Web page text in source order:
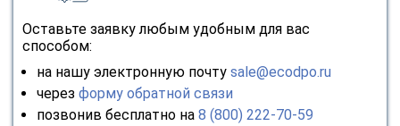
Оставьте заявку любым удобным для вас
способом:
на нашу электронную почту sale@ecodpo.ru
через форму обратной связи
позвонив бесплатно на 8 (800) 222-70-59